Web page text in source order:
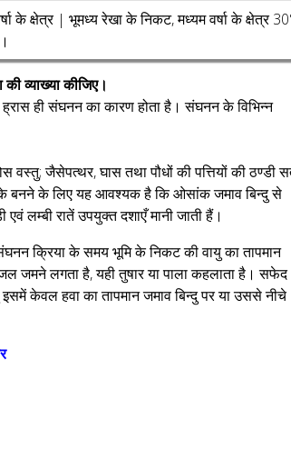
के क्षेत्र | भूमध्य रेखा के निकट, मध्यम वर्षा के क्षेत्र
व्याख्या कीजिए।
ही संघनन का कारण होता है। संघनन के विभिन्न
जैसेपत्थर, घास तथा पौधों की पत्तियों की ठण्डी
बनने के लिए यह आवश्यक है कि ओसांक जमाव बिन्दु से
लम्बी रातें उपयुक्त दशाएँ मानी जाती हैं।
क्रिया के समय भूमि के निकट की वायु का तापमान
जमने लगता है, यही तुषार या पाला कहलाता है। सफेद
केवल हवा का तापमान जमाव बिन्दु पर या उससे नीचे